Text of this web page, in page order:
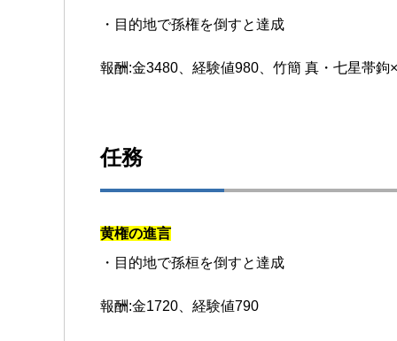
・目的地で孫権を倒すと達成
報酬:金3480、経験値980、竹簡 真・七星帯鉤
任務
黄権の進言
・目的地で孫桓を倒すと達成
報酬:金1720、経験値790